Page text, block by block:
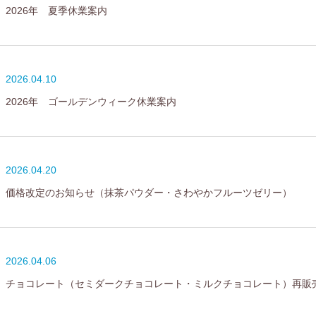
2026年 夏季休業案内
2026.04.10
2026年 ゴールデンウィーク休業案内
2026.04.20
価格改定のお知らせ（抹茶パウダー・さわやかフルーツゼリー）
2026.04.06
チョコレート（セミダークチョコレート・ミルクチョコレート）再販